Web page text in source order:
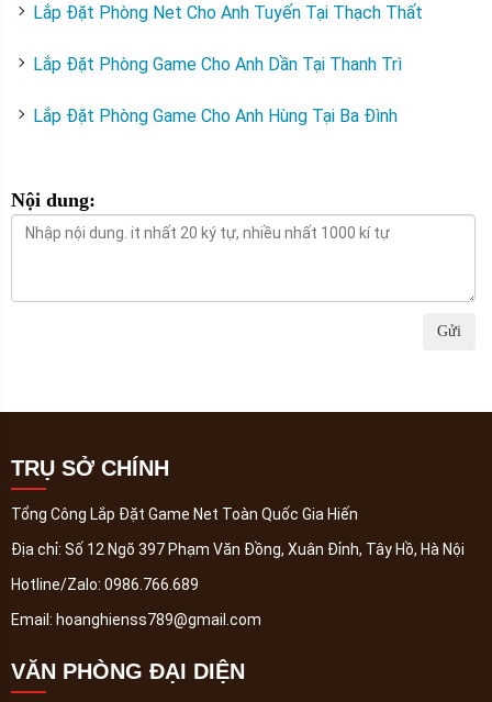
Lắp Đặt Phòng Net Cho Anh Tuyến Tại Thạch Thất
Lắp Đặt Phòng Game Cho Anh Dần Tại Thanh Trì
Lắp Đặt Phòng Game Cho Anh Hùng Tại Ba Đình
Nội dung:
Gửi
TRỤ SỞ CHÍNH
Tổng Công Lắp Đặt Game Net Toàn Quốc Gia Hiến
Địa chỉ: Số 12 Ngõ 397 Phạm Văn Đồng, Xuân Đỉnh, Tây Hồ, Hà Nội
Hotline/Zalo: 0986.766.689
Email: hoanghienss789@gmail.com
VĂN PHÒNG ĐẠI DIỆN